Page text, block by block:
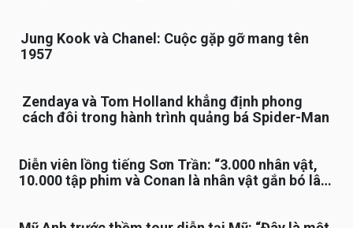
Jung Kook và Chanel: Cuộc gặp gỡ mang tên
1957
Zendaya và Tom Holland khẳng định phong
cách đôi trong hành trình quảng bá Spider-Man
Diễn viên lồng tiếng Sơn Trần: “3.000 nhân vật,
10.000 tập phim và Conan là nhân vật gắn bó lâu